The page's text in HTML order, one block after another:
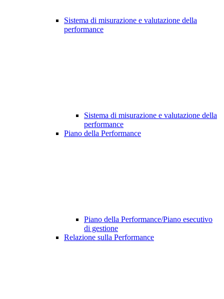
Sistema di misurazione e valutazione della
performance
Sistema di misurazione e valutazione della
performance
Piano della Performance
Piano della Performance/Piano esecutivo
di gestione
Relazione sulla Performance